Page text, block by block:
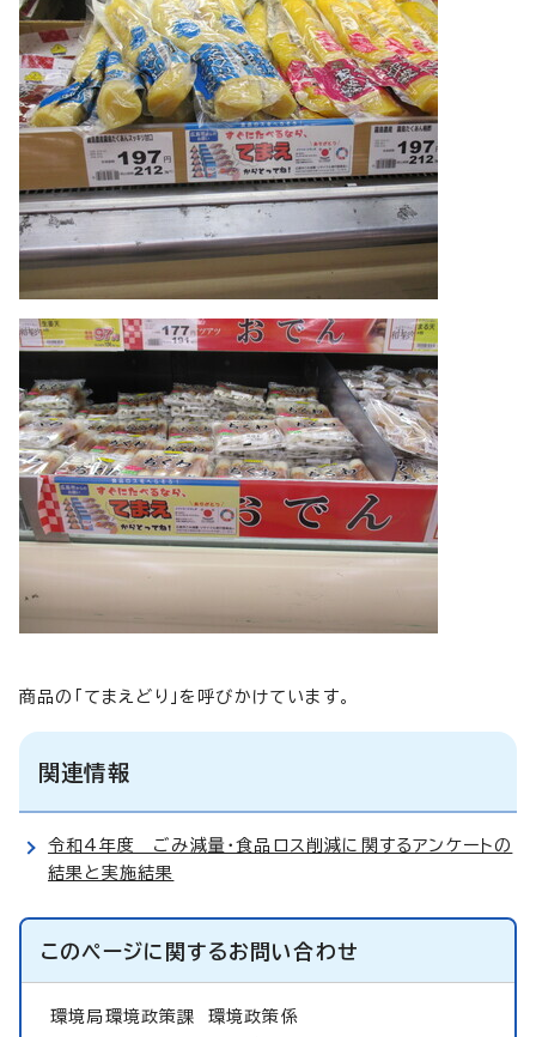
商品の「てまえどり」を呼びかけています。
関連情報
令和4年度 ごみ減量・食品ロス削減に関するアンケートの
結果と実施結果
このページに関するお問い合わせ
環境局環境政策課 環境政策係